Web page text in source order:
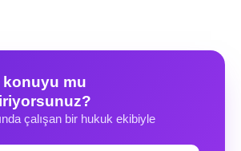
konuyu mu
çalışan bir hukuk ekibiyle